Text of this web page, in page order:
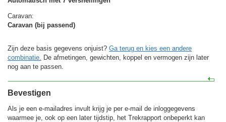
Caravan:
Caravan (bij passend)
Zijn deze basis gegevens onjuist? Ga terug en kies een andere
combinatie. De afmetingen, gewichten, koppel en vermogen zijn later
nog aan te passen.
Bevestigen
Als je een e-mailadres invult krijg je per e-mail de inloggegevens
waarmee je, ook op een later tijdstip, het Trekrapport onbeperkt kan